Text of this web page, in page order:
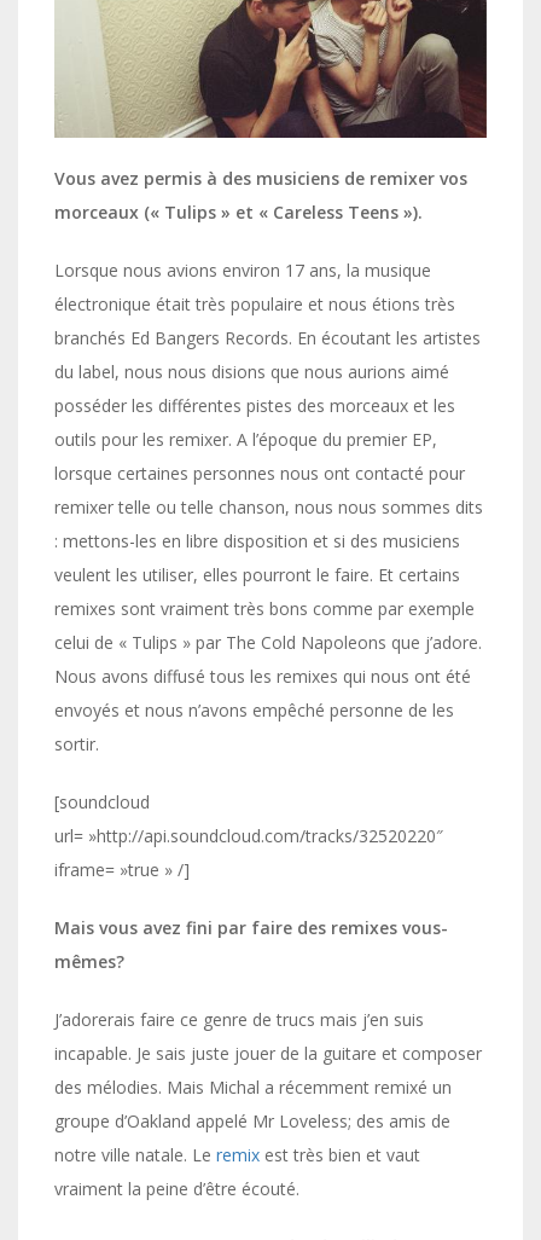
Vous avez permis à des musiciens de remixer vos
morceaux (« Tulips » et « Careless Teens »).
Lorsque nous avions environ 17 ans, la musique
électronique était très populaire et nous étions très
branchés Ed Bangers Records. En écoutant les artistes
du label, nous nous disions que nous aurions aimé
posséder les différentes pistes des morceaux et les
outils pour les remixer. A l’époque du premier EP,
lorsque certaines personnes nous ont contacté pour
remixer telle ou telle chanson, nous nous sommes dits
: mettons-les en libre disposition et si des musiciens
veulent les utiliser, elles pourront le faire. Et certains
remixes sont vraiment très bons comme par exemple
celui de « Tulips » par The Cold Napoleons que j’adore.
Nous avons diffusé tous les remixes qui nous ont été
envoyés et nous n’avons empêché personne de les
sortir.
[soundcloud
url= »http://api.soundcloud.com/tracks/32520220″
iframe= »true » /]
Mais vous avez fini par faire des remixes vous-
mêmes?
J’adorerais faire ce genre de trucs mais j’en suis
incapable. Je sais juste jouer de la guitare et composer
des mélodies. Mais Michal a récemment remixé un
groupe d’Oakland appelé Mr Loveless; des amis de
notre ville natale. Le remix est très bien et vaut
vraiment la peine d’être écouté.